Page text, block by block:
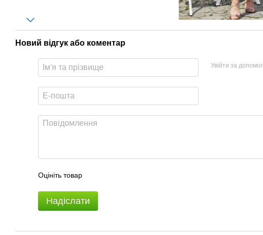
Новий відгук або коментар
Увійти за
Оцініть товар
Надіслати